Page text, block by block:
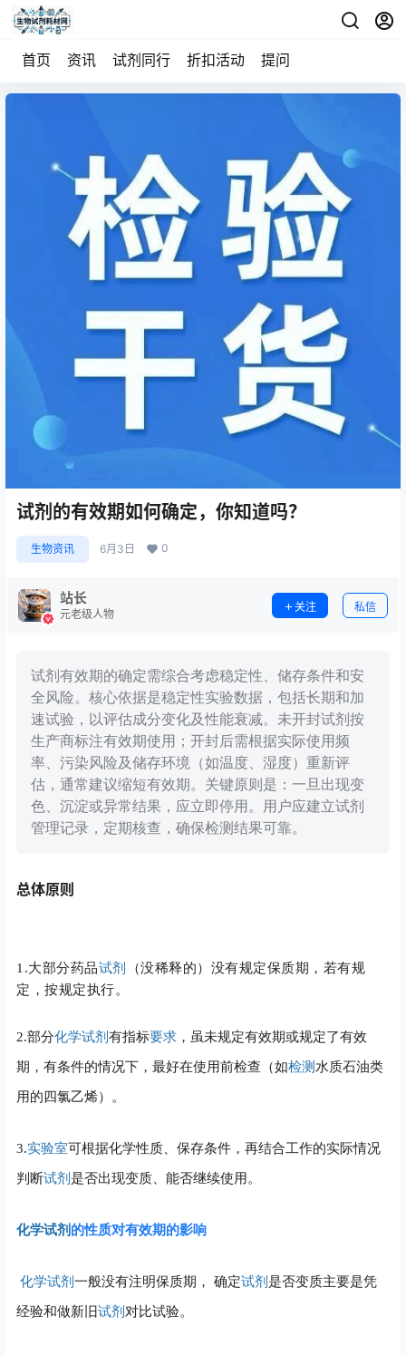
首页 资讯 试剂同行 折扣活动 提问
试剂的有效期如何确定，你知道吗？
生物资讯 6月3日 0
站长
元老级人物
关注 私信
试剂有效期的确定需综合考虑稳定性、储存条件和安
全风险。核心依据是稳定性实验数据，包括长期和加
速试验，以评估成分变化及性能衰减。未开封试剂按
生产商标注有效期使用；开封后需根据实际使用频
率、污染风险及储存环境（如温度、湿度）重新评
估，通常建议缩短有效期。关键原则是：一旦出现变
色、沉淀或异常结果，应立即停用。用户应建立试剂
管理记录，定期核查，确保检测结果可靠。
总体原则
1.大部分药品试剂
（没稀释的）没有规定保质期，若有规
定，按规定执行。
2.部分化学试剂有指标要求 ，虽未规定有效期或规定了有效
期，有条件的情况下，最好在使用前检查（如检测 水质石油类
用的四氯乙烯）。
3.实验室可根据化学性质、保存条件，再结合工作的实际情况
判断试剂 是否出现变质、能否继续使用。
化学试剂 的性质对有效期的影响
化学试剂一般没有注明保质期， 确定试剂 是否变质主要是凭
经验和做新旧试剂 对比试验。